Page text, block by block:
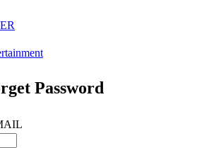
Password